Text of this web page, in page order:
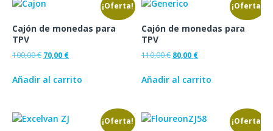
¡Oferta!
Cajón de monedas para
TPV
100,00€ 70,00 €
Añadir al carrito
¡Oferta!
Cajón de monedas para
TPV
110,00€ 80,00 €
Añadir al carrito
¡Oferta! ¡Oferta!